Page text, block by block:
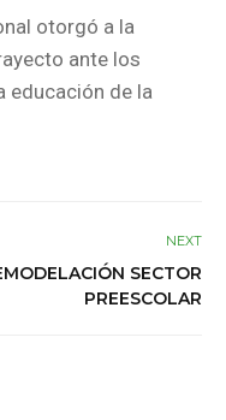
otorgó a la
ante los
educación de la
NEXT
SECTOR
PREESCOLAR